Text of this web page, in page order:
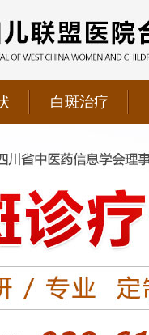
白斑治疗
诊疗！